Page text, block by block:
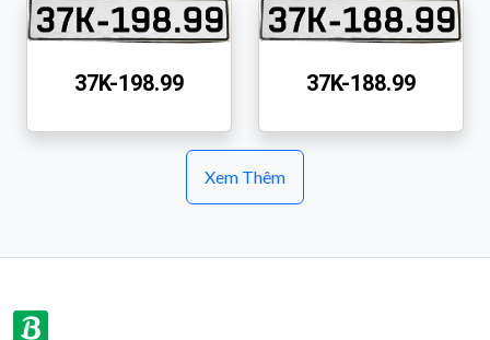
37K-198.99 37K-188.99
Xem Thêm